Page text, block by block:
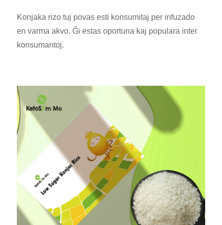
Konjaka rizo tuj povas esti konsumitaj per infuzado
en varma akvo. Ĝi estas oportuna kaj populara inter
konsumantoj.